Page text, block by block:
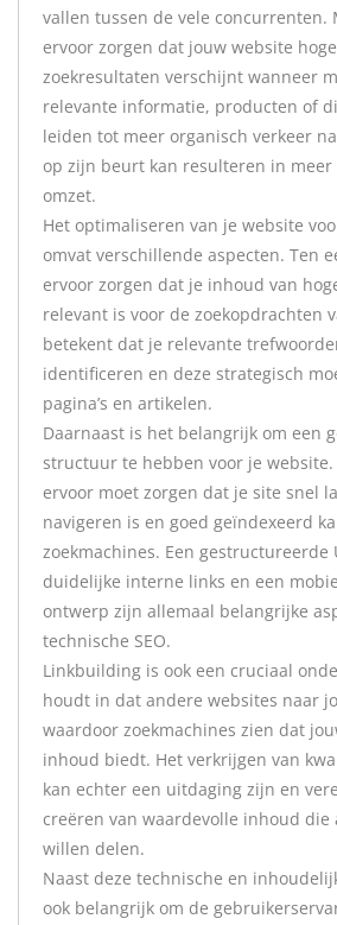
vallen tussen de vele concurrenten.
ervoor zorgen dat jouw website
zoekresultaten verschijnt wanneer
relevante informatie, producten of
leiden tot meer organisch verkeer
op zijn beurt kan resulteren in meer
omzet.
Het optimaliseren van je website
omvat verschillende aspecten. Ten
ervoor zorgen dat je inhoud van
relevant is voor de zoekopdrachten
betekent dat je relevante
identificeren en deze strategisch
pagina’s en artikelen.
Daarnaast is het belangrijk om een
structuur te hebben voor je
ervoor moet zorgen dat je site snel
navigeren is en goed geïndexeerd
zoekmachines. Een gestructureerde
duidelijke interne links en een
ontwerp zijn allemaal belangrijke
technische SEO.
Linkbuilding is ook een cruciaal
houdt in dat andere websites naar
waardoor zoekmachines zien dat
inhoud biedt. Het verkrijgen van
kan echter een uitdaging zijn en
creëren van waardevolle inhoud die
willen delen.
Naast deze technische en
ook belangrijk om de